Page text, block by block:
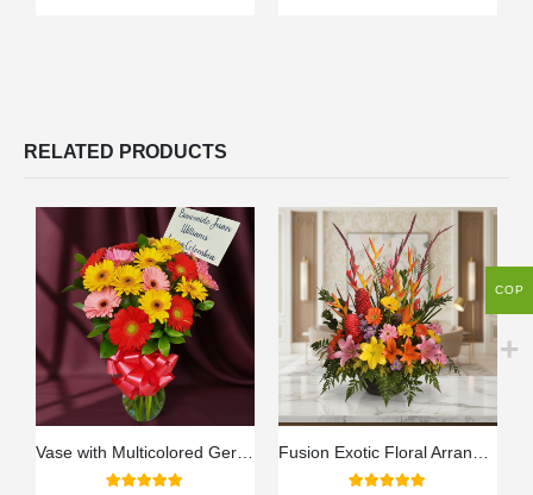
RELATED PRODUCTS
Vase with Multicolored Gerberas Fusion Exotic Floral Arrangement
COP